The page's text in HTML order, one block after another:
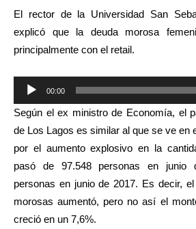
El rector de la Universidad San
explicó que la deuda morosa
principalmente con el retail.
Reproductor
de
audio
00:00
Según el ex ministro de Economía, el
de Los Lagos es similar al que se ve en
por el aumento explosivo en la
pasó de 97.548 personas en junio
personas en junio de 2017. Es decir,
morosas aumentó, pero no así el
creció en un 7,6%.